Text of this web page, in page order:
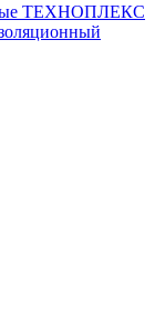
ТЕХНОПЛЕКС